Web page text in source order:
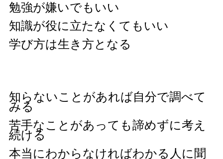
勉強が嫌いでもいい
知識が役に立たなくてもいい
学び方は生き方となる
知らないことがあれば自分で調べて
みる
苦手なことがあっても諦めずに考え
続ける
本当にわからなければわかる人に聞